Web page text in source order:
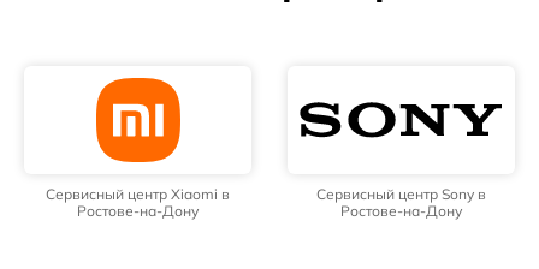
Сервисный центр Xiaomi в
Ростове-на-Дону
Сервисный центр Sony в
Ростове-на-Дону